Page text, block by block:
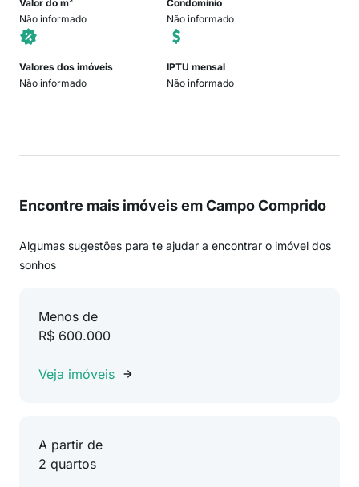
Valor do m²
Não informado
Condomínio
Não informado
Valores dos imóveis
Não informado
IPTU mensal
Não informado
Encontre mais imóveis em Campo Comprido
Algumas sugestões para te ajudar a encontrar o imóvel dos
sonhos
Menos de
R$ 600.000
Veja imóveis
A partir de
2 quartos